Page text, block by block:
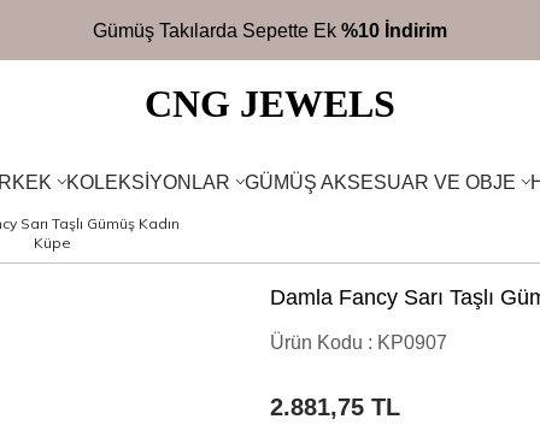
CNG JEWELS
KOLEKSIYONLAR GÜMÜŞ AKSESUAR VE OBJE
Sarı Taşlı Gümüş Kadın
Küpe
Damla Fancy Sarı Taşlı
Ürün Kodu : KP0907
2.881,75 TL